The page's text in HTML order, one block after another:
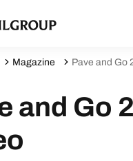
Magazine Pave and Go
and Go